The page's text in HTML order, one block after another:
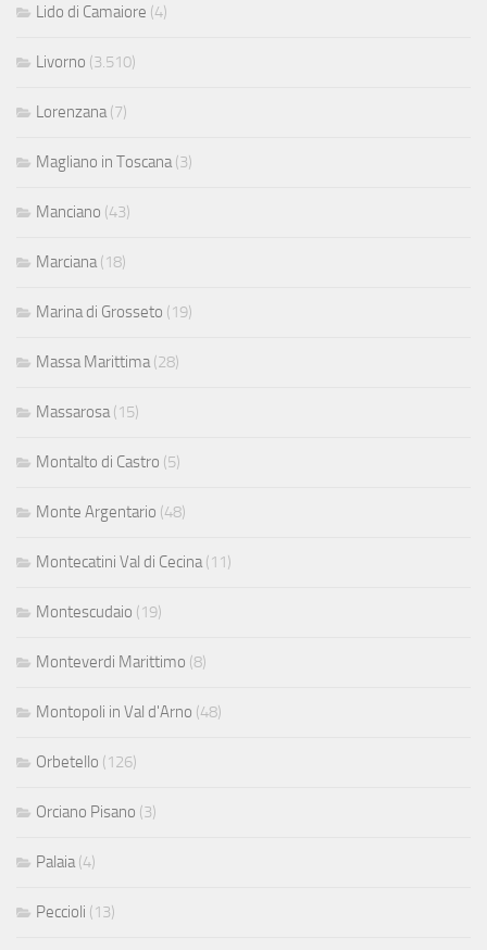
Lido di Camaiore (4)
Livorno (3.510)
Lorenzana (7)
Magliano in Toscana (3)
Manciano (43)
Marciana (18)
Marina di Grosseto (19)
Massa Marittima (28)
Massarosa (15)
Montalto di Castro (5)
Monte Argentario (48)
Montecatini Val di Cecina (11)
Montescudaio (19)
Monteverdi Marittimo (8)
Montopoli in Val d'Arno (48)
Orbetello (126)
Orciano Pisano (3)
Palaia (4)
Peccioli (13)